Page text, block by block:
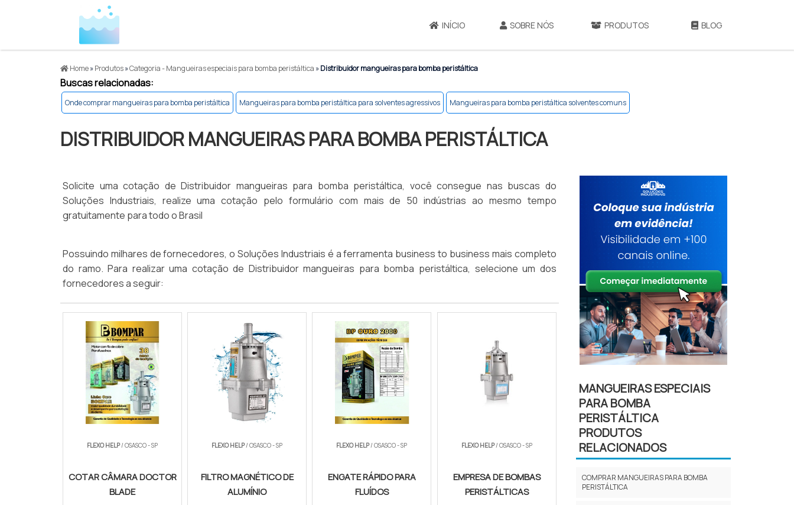
INÍCIO SOBRE NÓS PRODUTOS BLOG
Home»Produtos»Categoria - Mangueiras especiais para bomba peristáltica »Distribuidor mangueiras para bomba peristáltica
Buscas relacionadas:
Onde comprar mangueiras para bomba peristáltica Mangueiras para bomba peristáltica para solventes agressivos Mangueiras para bomba peristáltica solventes comuns
DISTRIBUIDOR MANGUEIRAS PARA BOMBA PERISTÁLTICA
Solicite uma cotação de Distribuidor mangueiras para bomba peristáltica, você consegue nas buscas do
Soluções Industriais, realize uma cotação pelo formulário com mais de 50 indústrias ao mesmo tempo
gratuitamente para todo o Brasil
Possuindo milhares de fornecedores, o Soluções Industriais é a ferramenta business to business mais completo
do ramo. Para realizar uma cotação de Distribuidor mangueiras para bomba peristáltica, selecione um dos
fornecedores a seguir:
FLEXO HELP/ OSASCO - SP
COTAR CÂMARA DOCTOR
BLADE
FLEXO HELP/ OSASCO - SP
FILTRO MAGNÉTICO DE
ALUMÍNIO
FLEXO HELP/ OSASCO - SP
ENGATE RÁPIDO PARA
FLUÍDOS
FLEXO HELP/ OSASCO - SP
EMPRESA DE BOMBAS
PERISTÁLTICAS
MANGUEIRAS ESPECIAIS
PARA BOMBA
PERISTÁLTICA
PRODUTOS
RELACIONADOS
COMPRAR MANGUEIRAS PARA BOMBA
PERISTÁLTICA